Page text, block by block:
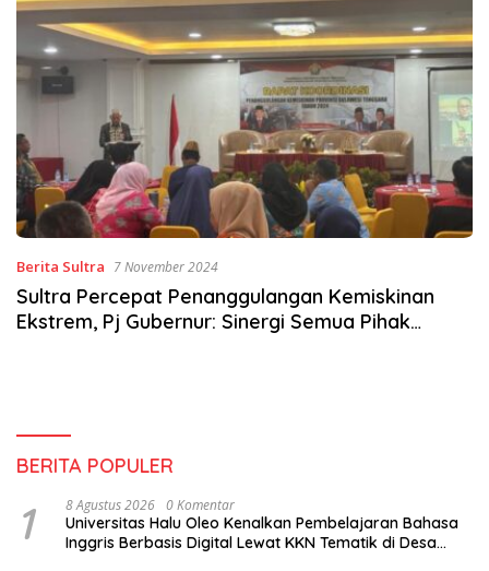
Berita Sultra 7 November 2024
Sultra Percepat Penanggulangan Kemiskinan
Ekstrem, Pj Gubernur: Sinergi Semua Pihak
BERITA POPULER
1 8 Agustus 2026 0 Komentar
Universitas Halu Oleo Kenalkan Pembelajaran Bahasa
Inggris Berbasis Digital Lewat KKN Tematik di Desa